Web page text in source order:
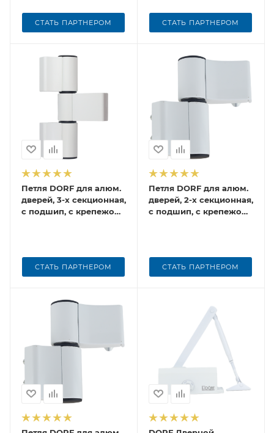
СТАТЬ ПАРТНЕРОМ СТАТЬ ПАРТНЕРОМ
Петля DORF для алюм.
дверей, 3-х секционная,
с подшип, с крепежом
СТАТЬ ПАРТНЕРОМ
Петля DORF для алюм.
дверей, 2-х секционная,
с подшип, с крепежом
СТАТЬ ПАРТНЕРОМ